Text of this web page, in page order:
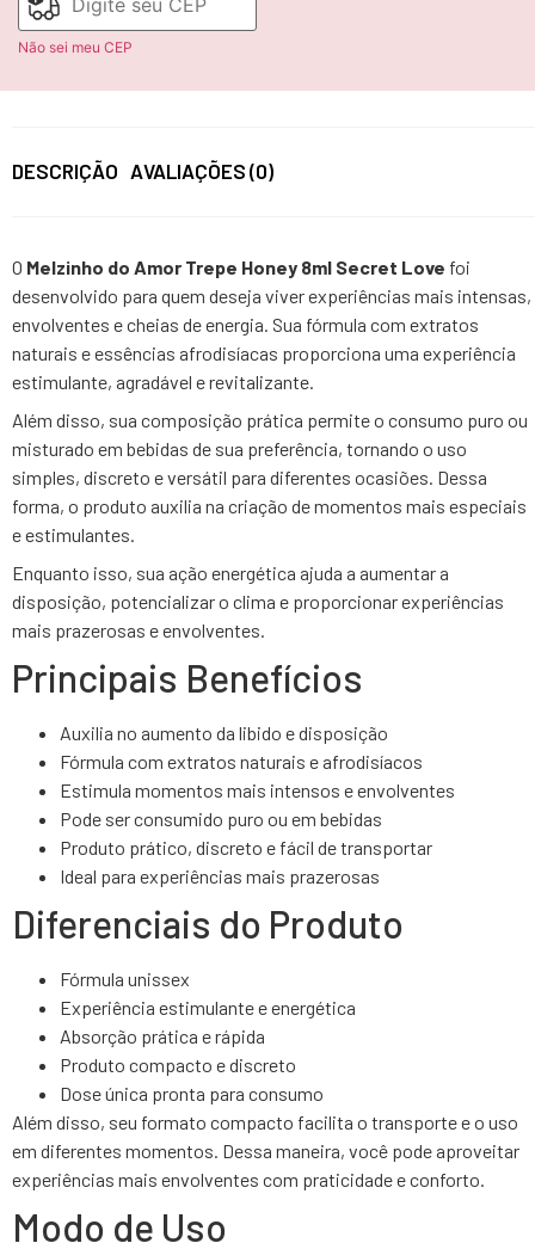
Não sei meu CEP
DESCRIÇÃO AVALIAÇÕES (0)
O Melzinho do Amor Trepe Honey 8ml Secret Love foi
desenvolvido para quem deseja viver experiências mais intensas,
envolventes e cheias de energia. Sua fórmula com extratos
naturais e essências afrodisíacas proporciona uma experiência
estimulante, agradável e revitalizante.
Além disso, sua composição prática permite o consumo puro ou
misturado em bebidas de sua preferência, tornando o uso
simples, discreto e versátil para diferentes ocasiões. Dessa
forma, o produto auxilia na criação de momentos mais especiais
e estimulantes.
Enquanto isso, sua ação energética ajuda a aumentar a
disposição, potencializar o clima e proporcionar experiências
mais prazerosas e envolventes.
Principais Benefícios
Auxilia no aumento da libido e disposição
Fórmula com extratos naturais e afrodisíacos
Estimula momentos mais intensos e envolventes
Pode ser consumido puro ou em bebidas
Produto prático, discreto e fácil de transportar
Ideal para experiências mais prazerosas
Diferenciais do Produto
Fórmula unissex
Experiência estimulante e energética
Absorção prática e rápida
Produto compacto e discreto
Dose única pronta para consumo
Além disso, seu formato compacto facilita o transporte e o uso
em diferentes momentos. Dessa maneira, você pode aproveitar
experiências mais envolventes com praticidade e conforto.
Modo de Uso